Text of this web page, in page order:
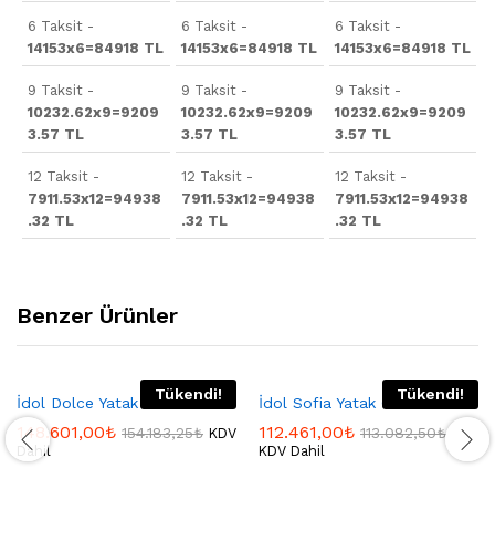
6 Taksit -
14153x6=84918 TL
9 Taksit -
10232.62x9=9209
3.57 TL
12 Taksit -
7911.53x12=94938
.32 TL
6 Taksit -
14153x6=84918 TL
9 Taksit -
10232.62x9=9209
3.57 TL
12 Taksit -
7911.53x12=94938
.32 TL
6 Taksit -
14153x6=84918 TL
9 Taksit -
10232.62x9=9209
3.57 TL
12 Taksit -
7911.53x12=94938
.32 TL
Benzer Ürünler
Tükendi!
İdol Dolce Yatak Odası
148.601,00₺ 154.183,25₺ KDV
Dahil
Tükendi!
İdol Sofia Yatak Odası
112.461,00₺ 113.082,50₺
KDV Dahil